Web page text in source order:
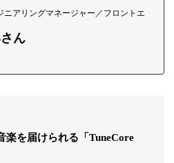
ニアリングマネージャー／フロントエ
ん
楽を届けられる「TuneCore